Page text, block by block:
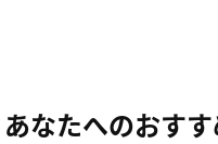
あなたへのおす